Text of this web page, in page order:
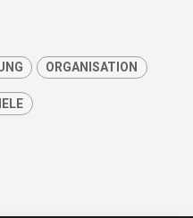
ORGANISATION